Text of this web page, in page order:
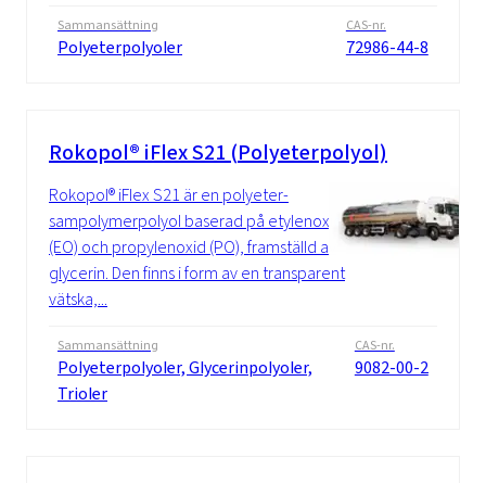
Sammansättning
Polyeterpolyoler
CAS-nr.
72986-44-8
Rokopol® iFlex S21 (Polyeterpolyol)
Rokopol® iFlex S21 är en polyeter-
sampolymerpolyol baserad på etylenoxid
(EO) och propylenoxid (PO), framställd av
glycerin. Den finns i form av en transparent
vätska,...
Sammansättning
Polyeterpolyoler, Glycerinpolyoler,
Trioler
CAS-nr.
9082-00-2